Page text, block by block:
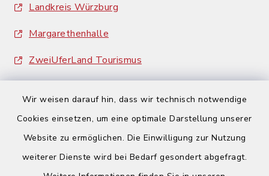
Wir weisen darauf hin, dass wir technisch notwendige
Cookies einsetzen, um eine optimale Darstellung unserer
Website zu ermöglichen. Die Einwilligung zur Nutzung
weiterer Dienste wird bei Bedarf gesondert abgefragt.
Landkreis Würzburg
Margarethenhalle
ZweiUferLand Tourismus